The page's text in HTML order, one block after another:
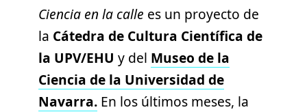
Ciencia en la calle es un proyecto de
la Cátedra de Cultura Científica de
la UPV/EHU y del Museo de la
Ciencia de la Universidad de
Navarra. En los últimos meses, la